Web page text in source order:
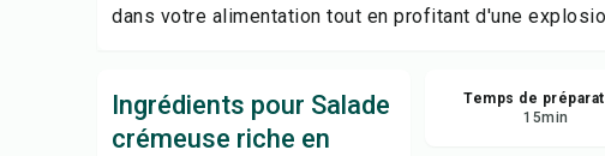
dans votre alimentation tout en profitant d'une
Ingrédients pour Salade
crémeuse riche en
Temps de
15min